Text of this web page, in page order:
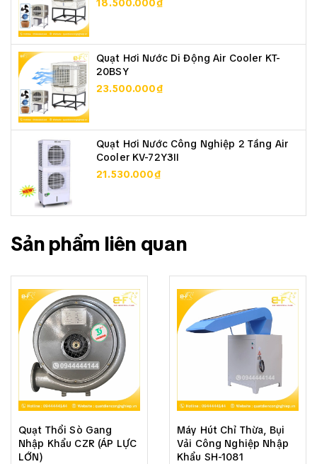
18.500.000₫
Quạt Hơi Nước Di Động Air Cooler KT-
20BSY
23.500.000₫
Quạt Hơi Nước Công Nghiệp 2 Tầng Air
Cooler KV-72Y3II
21.530.000₫
Sản phẩm liên quan
Quạt Thổi Sò Gang
Nhập Khẩu CZR (ÁP LỰC
LỚN)
Máy Hút Chỉ Thừa, Bụi
Vải Công Nghiệp Nhập
Khẩu SH-1081